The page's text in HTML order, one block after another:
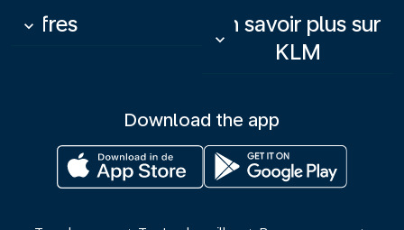
Offres
keyboard_arrow_down
En savoir plus sur
KLM
keyboard_arrow_down
Download the app